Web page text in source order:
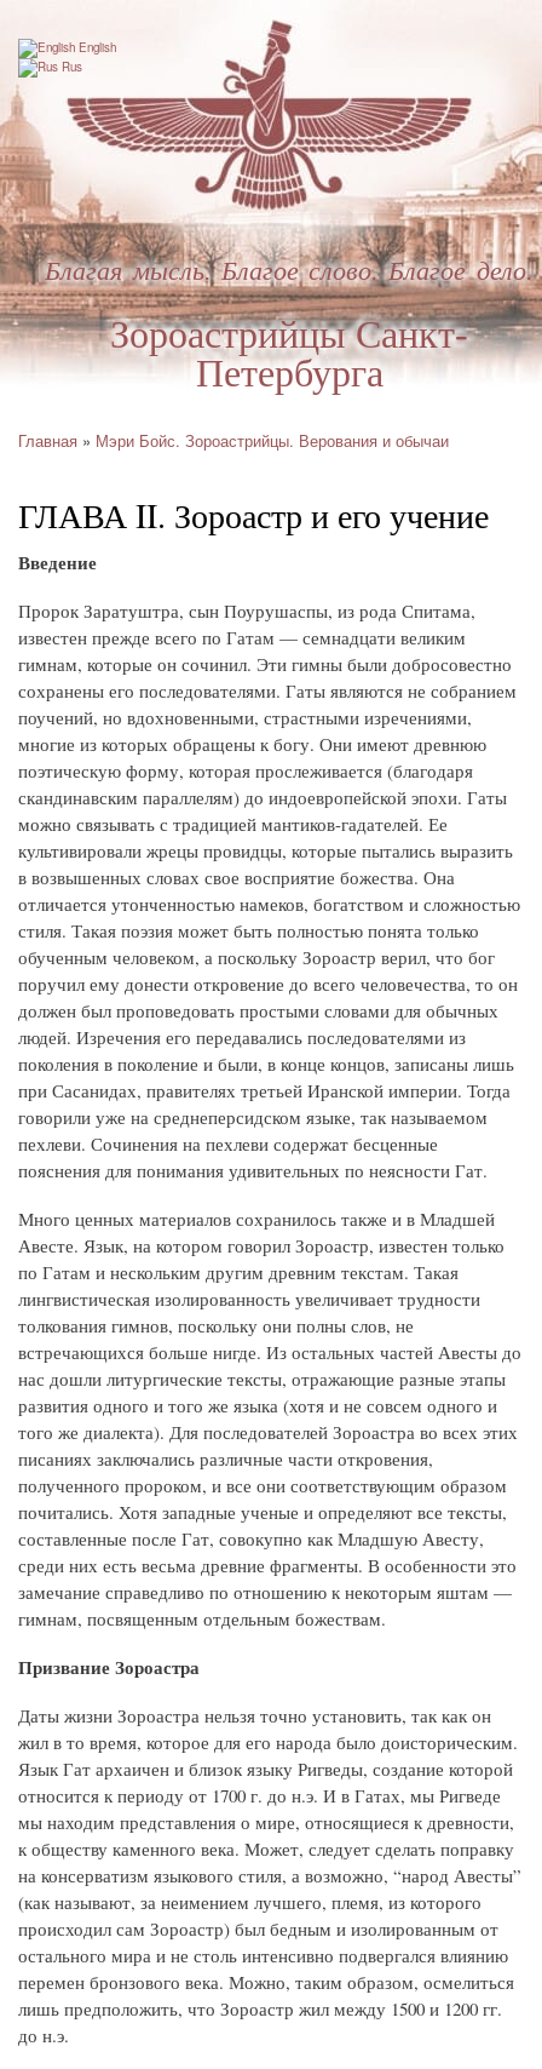
Перейти
к
основному
содержанию
Зороастрийцы Санкт-
Петербурга
Благая мысль. Благое слово. Благое дело.
English
Rus
Главная Мэри Бойс. Зороастрийцы. Верования и обычаи
ГЛАВА II. Зороастр и его учение
Введение
Пророк Заратуштра, сын Поурушаспы, из рода Спитама,
известен прежде всего по Гатам — семнадцати великим
гимнам, которые он сочинил. Эти гимны были добросовестно
сохранены его последователями. Гаты являются не собранием
поучений, но вдохновенными, страстными изречениями,
многие из которых обращены к богу. Они имеют древнюю
поэтическую форму, которая прослеживается (благодаря
скандинавским параллелям) до индоевропейской эпохи. Гаты
можно связывать с традицией мантиков-гадателей. Ее
культивировали жрецы провидцы, которые пытались выразить
в возвышенных словах свое восприятие божества. Она
отличается утонченностью намеков, богатством и сложностью
стиля. Такая поэзия может быть полностью понята только
обученным человеком, а поскольку Зороастр верил, что бог
поручил ему донести откровение до всего человечества, то он
должен был проповедовать простыми словами для обычных
людей. Изречения его передавались последователями из
поколения в поколение и были, в конце концов, записаны лишь
при Сасанидах, правителях третьей Иранской империи. Тогда
говорили уже на среднеперсидском языке, так называемом
пехлеви. Сочинения на пехлеви содержат бесценные
пояснения для понимания удивительных по неясности Гат.
Много ценных материалов сохранилось также и в Младшей
Авесте. Язык, на котором говорил Зороастр, известен только
по Гатам и нескольким другим древним текстам. Такая
лингвистическая изолированность увеличивает трудности
толкования гимнов, поскольку они полны слов, не
встречающихся больше нигде. Из остальных частей Авесты до
нас дошли литургические тексты, отражающие разные этапы
развития одного и того же языка (хотя и не совсем одного и
того же диалекта). Для последователей Зороастра во всех этих
писаниях заключались различные части откровения,
полученного пророком, и все они соответствующим образом
почитались. Хотя западные ученые и определяют все тексты,
составленные после Гат, совокупно как Младшую Авесту,
среди них есть весьма древние фрагменты. В особенности это
замечание справедливо по отношению к некоторым яштам —
гимнам, посвященным отдельным божествам.
Призвание Зороастра
Даты жизни Зороастра нельзя точно установить, так как он
жил в то время, которое для его народа было доисторическим.
Язык Гат архаичен и близок языку Ригведы, создание которой
относится к периоду от 1700 г. до н.э. И в Гатах, мы Ригведе
мы находим представления о мире, относящиеся к древности,
к обществу каменного века. Может, следует сделать поправку
на консерватизм языкового стиля, а возможно, “народ Авесты”
(как называют, за неимением лучшего, племя, из которого
происходил сам Зороастр) был бедным и изолированным от
остального мира и не столь интенсивно подвергался влиянию
перемен бронзового века. Можно, таким образом, осмелиться
лишь предположить, что Зороастр жил между 1500 и 1200 гг.
до н.э.